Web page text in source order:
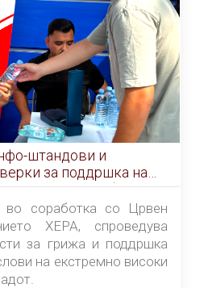
штандови и
за поддршка на
на топлотен бран
во соработка со Црвен
ХЕРА, спроведува
за грижа и поддршка
на екстремно високи